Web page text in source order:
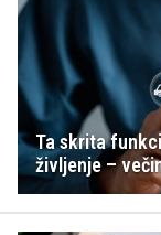
Ta skrita
življenje –